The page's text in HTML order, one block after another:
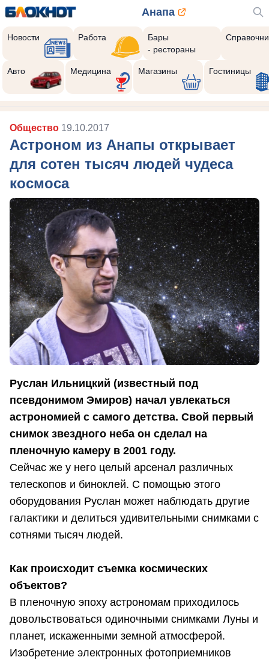
Анапа
Новости Работа
Бары
- рестораны
Авто Медицина Магазины Гостиницы
Общество 19.10.2017
Астроном из Анапы открывает
для сотен тысяч людей чудеса
космоса
Руслан Ильницкий (известный под
псевдонимом Эмиров) начал увлекаться
астрономией с самого детства. Свой первый
снимок звездного неба он сделал на
пленочную камеру в 2001 году.
Сейчас же у него целый арсенал различных
телескопов и биноклей. С помощью этого
оборудования Руслан может наблюдать другие
галактики и делиться удивительными снимками с
сотнями тысяч людей.
Как происходит съемка космических
объектов?
В пленочную эпоху астрономам приходилось
довольствоваться одиночными снимками Луны и
планет, искаженными земной атмосферой.
Изобретение электронных фотоприемников